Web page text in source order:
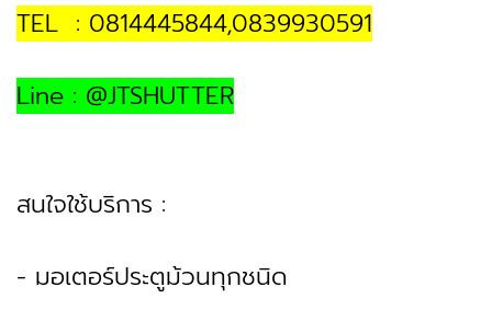
TEL : 0814445844,0839930591
Line : @JTSHUTTER
สนใจใช้บริการ :
- มอเตอร์ประตูม้วนทุกชนิด